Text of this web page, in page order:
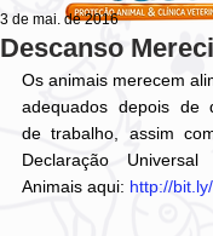
Descanso
3 de mai. de 2016
Os animais merecem
adequados depois de
de trabalho, assim
Declaração
Animais aqui: http://